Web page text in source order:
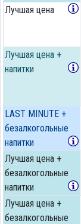
Лучшая цена
Лучшая цена +
напитки
LAST MINUTE +
безалкогольные
напитки
Лучшая цена +
безалкогольные
напитки
Лучшая цена +
безалкогольные